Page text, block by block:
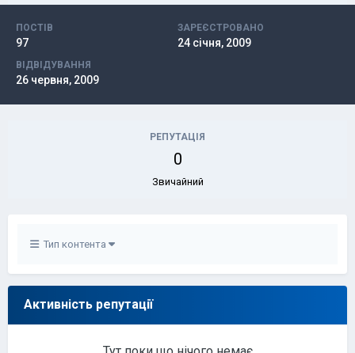
ПОСТІВ
97
ЗАРЕЄСТРОВАНО
24 січня, 2009
ВІДВІДУВАННЯ
26 червня, 2009
РЕПУТАЦІЯ
0
Звичайний
Тип контента
Активність репутації